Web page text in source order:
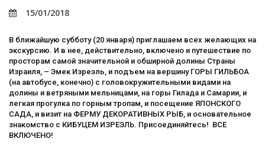
15/01/2018
В ближайшую субботу (20 января) приглашаем всех желающих на
экскурсию. И в нее, действительно, включено и путешествие по
просторам самой значительной и обширной долины Страны
Израиля, – Эмек Изреэль, и подъем на вершину ГОРЫ ГИЛЬБОА
(на автобусе, конечно) с головокружительными видами на
долины и ветряными мельницами, на горы Гилада и Самарии, и
легкая прогулка по горным тропам, и посещение ЯПОНСКОГО
САДА, и визит на ФЕРМУ ДЕКОРАТИВНЫХ РЫБ, и основательное
знакомство с КИБУЦЕМ ИЗРЕЭЛЬ. Присоединяйтесь! ВСЕ
ВКЛЮЧЕНО!